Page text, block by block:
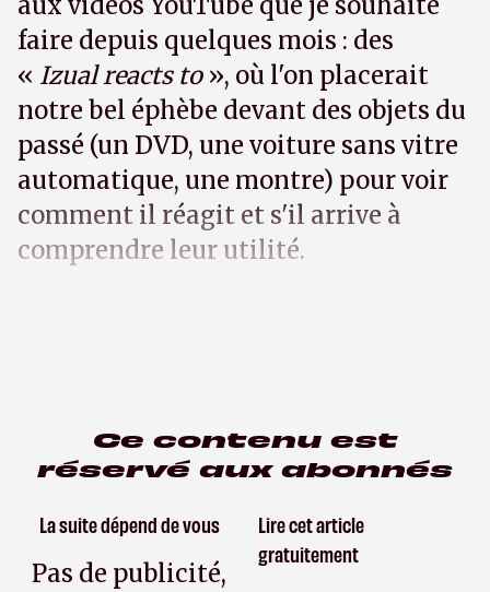
faire depuis quelques mois : des
« Izual reacts to», où l'on placerait
notre bel éphèbe devant des objets du
passé (un DVD, une voiture sans vitre
automatique, une montre) pour voir
comment il réagit et s'il arrive à
comprendre leur utilité.
Ce contenu est
réservé aux abonnés
La suite dépend de vous
Pas de publicité,
Lire cet article
gratuitement